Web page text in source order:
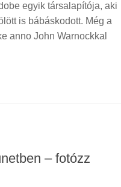
egyik társalapítója, aki
is bábáskodott. Még a
anno John Warnockkal
– fotózz